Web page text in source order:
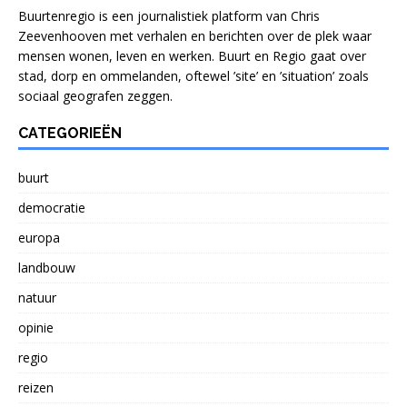
Buurtenregio is een journalistiek platform van Chris
Zeevenhooven met verhalen en berichten over de plek waar
mensen wonen, leven en werken. Buurt en Regio gaat over
stad, dorp en ommelanden, oftewel ’site’ en ’situation’ zoals
sociaal geografen zeggen.
CATEGORIEËN
buurt
democratie
europa
landbouw
natuur
opinie
regio
reizen